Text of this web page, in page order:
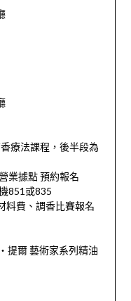
療法課程，後半段為
業據點 預約報名
851或835
料費、調香比賽報名
爾 藝術家系列精油